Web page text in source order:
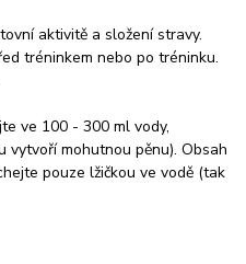
aktivitě a složení stravy.
tréninkem nebo po tréninku.
ve 100 - 300 ml vody,
vytvoří mohutnou pěnu). Obsah
pouze lžičkou ve vodě (tak